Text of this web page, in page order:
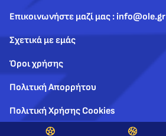
Επικοινωνήστε μαζί μας : info@ole.gr
Σχετικά με εμάς
Όροι χρήσης
Πολιτική Απορρήτου
Πολιτική Χρήσης Cookies